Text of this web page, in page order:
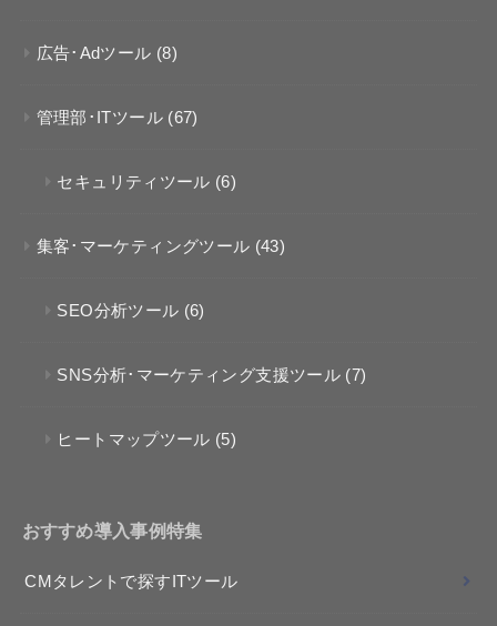
広告･Adツール (8)
管理部･ITツール (67)
セキュリティツール (6)
集客･マーケティングツール (43)
SEO分析ツール (6)
SNS分析･マーケティング支援ツール (7)
ヒートマップツール (5)
おすすめ導入事例特集
CMタレントで探すITツール